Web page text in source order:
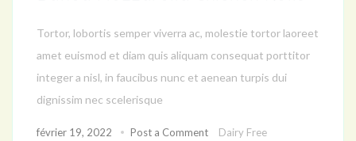
Tortor, lobortis semper viverra ac, molestie tortor laoreet
amet euismod et diam quis aliquam consequat porttitor
integer a nisl, in faucibus nunc et aenean turpis dui
dignissim nec scelerisque
février 19, 2022 Post a Comment Dairy Free